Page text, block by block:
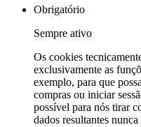
Obrigatório
Sempre ativo
Os cookies
exclusivamente as
exemplo, para que
compras ou iniciar
possível para nós tirar
dados resultantes